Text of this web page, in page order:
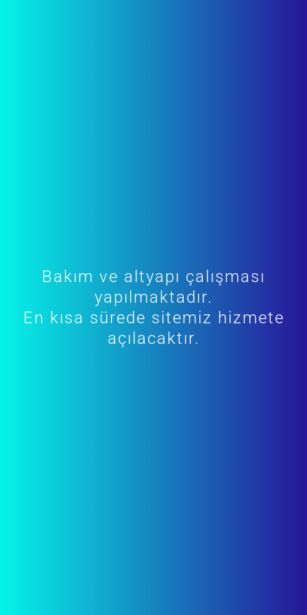
Bakım ve altyapı çalışması
yapılmaktadır.
En kısa sürede sitemiz hizmete
açılacaktır.